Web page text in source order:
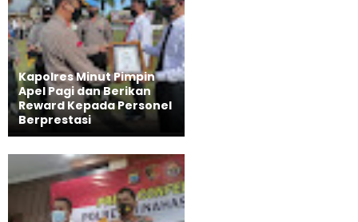
Kapolres Minut Pimpin
Apel Pagi dan Berikan
Reward Kepada Personel
Berprestasi